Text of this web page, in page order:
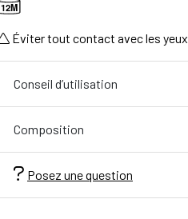
12M
Éviter tout contact avec les yeux
Conseil d’utilisation
Composition
Posez une question